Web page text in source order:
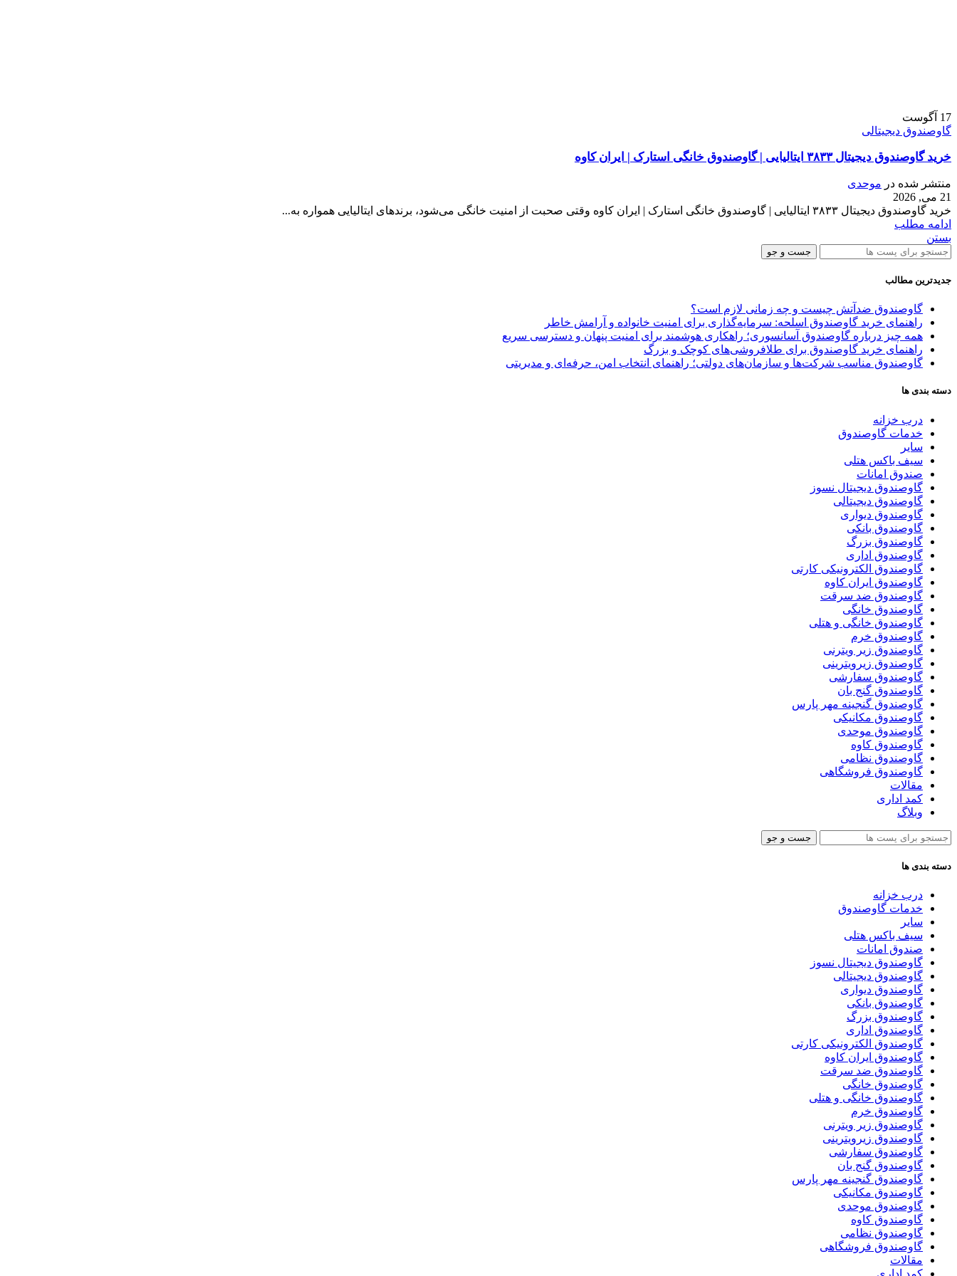
17 آگوست
گاوصندوق دیجیتالی
خرید گاوصندوق دیجیتال ۳۸۳۳ ایتالیایی | گاوصندوق خانگی استارک | ایران کاوه
منتشر شده در موحدی
21 می, 2026
خرید گاوصندوق دیجیتال ۳۸۳۳ ایتالیایی | گاوصندوق خانگی استارک | ایران کاوه وقتی صحبت از امنیت خانگی می‌شود، برندهای ایتالیایی همواره به...
ادامه مطلب
بستن
جست و جو
جدیدترین مطالب
گاوصندوق ضدآتش چیست و چه زمانی لازم است؟
راهنمای خرید گاوصندوق اسلحه: سرمایه‌گذاری برای امنیت خانواده و آرامش خاطر
همه چیز درباره گاوصندوق آسانسوری؛ راهکاری هوشمند برای امنیت پنهان و دسترسی سریع
راهنمای خرید گاوصندوق برای طلافروشی‌های کوچک و بزرگ
گاوصندوق مناسب شرکت‌ها و سازمان‌های دولتی؛ راهنمای انتخاب امن، حرفه‌ای و مدیریتی
دسته بندی ها
درب خزانه
خدمات گاوصندوق
سایر
سیف باکس هتلی
صندوق امانات
گاوصندوق دیجیتال نسوز
گاوصندوق دیجیتالی
گاوصندوق دیواری
گاوصندوق بانکی
گاوصندوق بزرگ
گاوصندوق اداری
گاوصندوق الکترونیکی کارتی
گاوصندوق ایران کاوه
گاوصندوق ضد سرقت
گاوصندوق خانگی
گاوصندوق خانگی و هتلی
گاوصندوق خرم
گاوصندوق زیر ویترنی
گاوصندوق زیرویترینی
گاوصندوق سفارشی
گاوصندوق گنج بان
گاوصندوق گنجینه مهر پارس
گاوصندوق مکانیکی
گاوصندوق موحدی
گاوصندوق کاوه
گاوصندوق نظامی
گاوصندوق فروشگاهی
مقالات
کمد اداری
وبلاگ
جست و جو
دسته بندی ها
درب خزانه
خدمات گاوصندوق
سایر
سیف باکس هتلی
صندوق امانات
گاوصندوق دیجیتال نسوز
گاوصندوق دیجیتالی
گاوصندوق دیواری
گاوصندوق بانکی
گاوصندوق بزرگ
گاوصندوق اداری
گاوصندوق الکترونیکی کارتی
گاوصندوق ایران کاوه
گاوصندوق ضد سرقت
گاوصندوق خانگی
گاوصندوق خانگی و هتلی
گاوصندوق خرم
گاوصندوق زیر ویترنی
گاوصندوق زیرویترینی
گاوصندوق سفارشی
گاوصندوق گنج بان
گاوصندوق گنجینه مهر پارس
گاوصندوق مکانیکی
گاوصندوق موحدی
گاوصندوق کاوه
گاوصندوق نظامی
گاوصندوق فروشگاهی
مقالات
کمد اداری